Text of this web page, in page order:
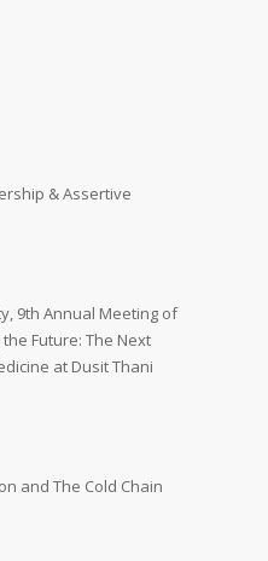
& Assertive
9th Annual Meeting of
the Future: The Next
at Dusit Thani
and The Cold Chain